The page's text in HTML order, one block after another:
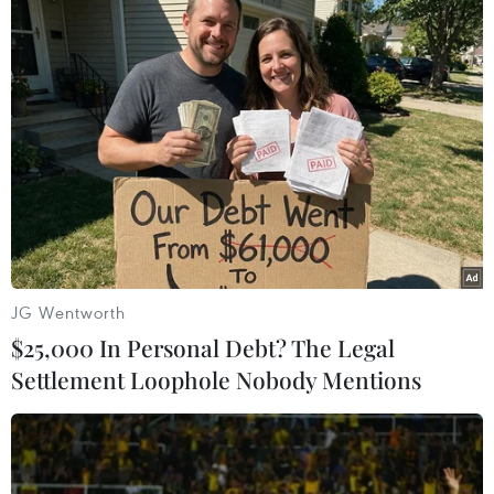
(TTXVN/Vietnam+)
#khởi tố bị can #Trốn thuế #Công an tỉnh Phú Yên
JG Wentworth
$25,000 In Personal Debt? The Legal
Settlement Loophole Nobody Mentions